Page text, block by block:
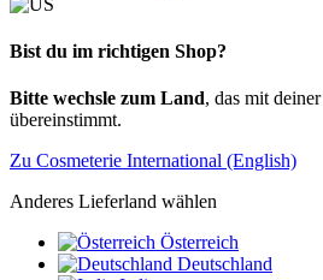
Bist du im richtigen Shop?
Bitte wechsle zum Land, das mit
übereinstimmt.
Zu Cosmeterie International (English)
Anderes Lieferland wählen
Österreich
Deutschland